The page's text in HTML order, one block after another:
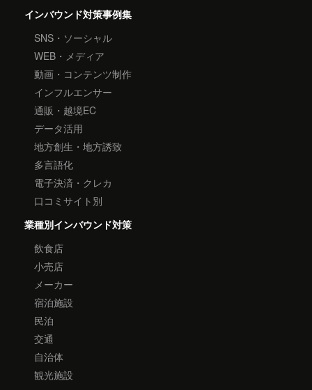
インバウンド対策事例集
SNS・ソーシャル
WEB・メディア
動画・コンテンツ制作
インフルエンサー
通販・越境EC
データ活用
地方創生・地方誘致
多言語化
電子決済・クレカ
口コミサイト別
業種別インバウンド対策
飲食店
小売店
メーカー
宿泊施設
民泊
交通
自治体
観光施設